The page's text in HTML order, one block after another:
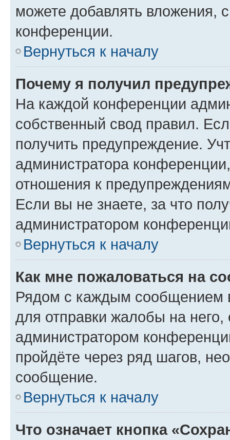
можете добавлять вложения,
конференции.
Вернуться к началу
Почему я получил
На каждой конференции
собственный свод правил.
получить предупреждение.
администратора
отношения к
Если вы не знаете, за что
администратором
Вернуться к началу
Как мне пожаловаться на
Рядом с каждым сообщением
для отправки жалобы на
администратором
пройдёте через ряд шагов,
сообщение.
Вернуться к началу
Что означает кнопка